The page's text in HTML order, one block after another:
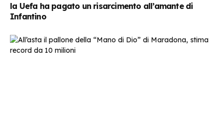
la Uefa ha pagato un risarcimento all’amante di
Infantino